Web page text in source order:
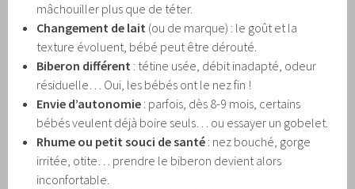
mâchouiller plus que de téter.
Changement de lait (ou de marque) : le goût et la
texture évoluent, bébé peut être dérouté.
Biberon différent : tétine usée, débit inadapté, odeur
résiduelle… Oui, les bébés ont le nez fin !
Envie d’autonomie : parfois, dès 8-9 mois, certains
bébés veulent déjà boire seuls… ou essayer un gobelet.
Rhume ou petit souci de santé : nez bouché, gorge
irritée, otite… prendre le biberon devient alors
inconfortable.